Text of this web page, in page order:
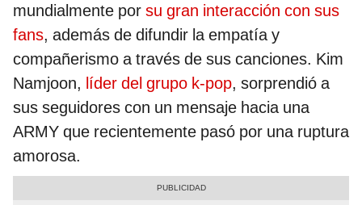
mundialmente por su gran interacción con sus
fans, además de difundir la empatía y
compañerismo a través de sus canciones. Kim
Namjoon, líder del grupo k-pop, sorprendió a
sus seguidores con un mensaje hacia una
ARMY que recientemente pasó por una ruptura
amorosa.